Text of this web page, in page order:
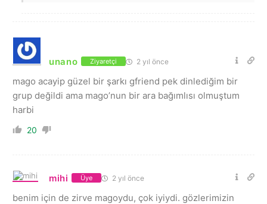
unano Ziyaretçi 2 yıl önce
mago acayip güzel bir şarkı gfriend pek dinlediğim bir
grup değildi ama mago’nun bir ara bağımlısı olmuştum
harbi
20
mihi Üye 2 yıl önce
benim için de zirve magoydu, çok iyiydi. gözlerimizin